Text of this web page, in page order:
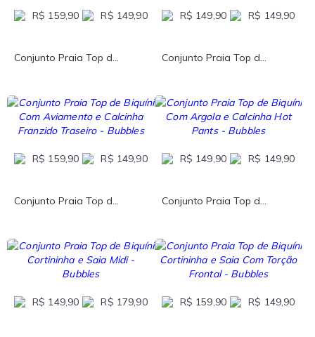
R$ 159,90 R$ 149,90
Conjunto Praia Top d...
R$ 149,90 R$ 149,90
Conjunto Praia Top d...
R$ 159,90 R$ 149,90
Conjunto Praia Top d...
R$ 149,90 R$ 149,90
Conjunto Praia Top d...
R$ 149,90 R$ 179,90 R$ 159,90 R$ 149,90